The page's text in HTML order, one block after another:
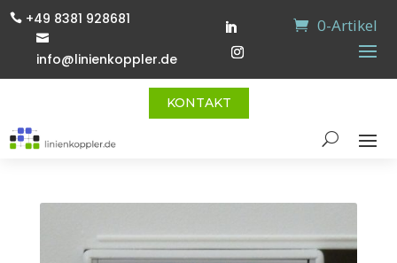
 +49 8381 928681

info@linienkoppler.de
0-Artikel
KONTAKT